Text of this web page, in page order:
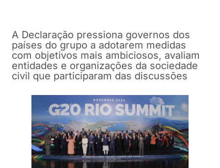
A Declaração pressiona governos dos
países do grupo a adotarem medidas
com objetivos mais ambiciosos, avaliam
entidades e organizações da sociedade
civil que participaram das discussões